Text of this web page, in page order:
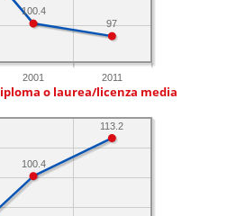
2001 2011
97
100.4
o laurea/licenza media
113.2
100.4